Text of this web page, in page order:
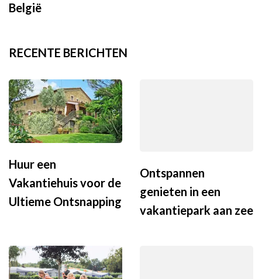
België
RECENTE BERICHTEN
Huur een
Vakantiehuis voor de
Ultieme Ontsnapping
Ontspannen
genieten in een
vakantiepark aan zee